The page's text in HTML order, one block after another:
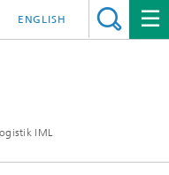
IML
ENGLISH